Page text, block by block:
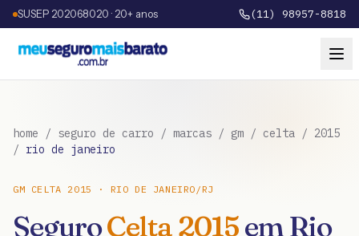
SUSEP 202068020 · 20+ anos (11) 98957-8818
home / seguro de carro / marcas / gm / celta / 2015
/ rio de janeiro
GM CELTA 2015 · RIO DE JANEIRO /RJ
SeguroCelta2015emRio